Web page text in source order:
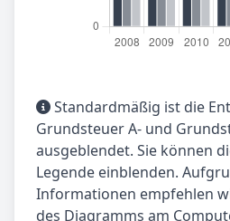
Standardmäßig ist die
Grundsteuer A- und
ausgeblendet. Sie können
Legende einblenden.
Informationen empfehlen
des Diagramms am